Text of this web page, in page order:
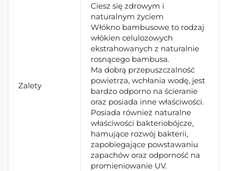
Zalety
Ciesz się zdrowym i
naturalnym życiem
Włókno bambusowe to rodzaj
włókien celulozowych
ekstrahowanych z naturalnie
rosnącego bambusa.
Ma dobrą przepuszczalność
powietrza, wchłania wodę, jest
bardzo odporno na ścieranie
oraz posiada inne właściwości.
Posiada również naturalne
właściwości bakteriobójcze,
hamujące rozwój bakterii,
zapobiegające powstawaniu
zapachów oraz odporność na
promieniowanie UV.